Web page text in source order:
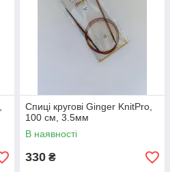
Спиці кругові Ginger KnitPro,
100 см, 3.5мм
В наявності
330 ₴